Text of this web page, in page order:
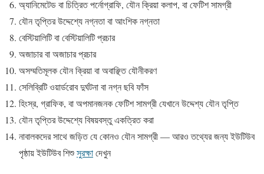
অ্যানিমেটেড বা চিত্রিত পর্নোগ্রাফি, যৌন ক্রিয়া কলাপ, বা ফেটিশ সামগ্রী
যৌন তৃপ্তির উদ্দেশ্যে নগ্নতা বা আংশিক নগ্নতা
বেস্টিয়ালিটি বা বেস্টিয়ালিটি প্রচার
অজাচার বা অজাচার প্রচার
অসম্মতিমূলক যৌন ক্রিয়া বা অবাঞ্ছিত যৌনীকরণ
সেলিব্রিটি ওয়ার্ডরোব দুর্ঘটনা বা নগ্ন ছবি ফাঁস
হিংস্র, গ্রাফিক, বা অপমানজনক ফেটিশ সামগ্রী যেখানে উদ্দেশ্য যৌন তৃপ্তি
যৌন তৃপ্তির উদ্দেশ্যে বিষয়বস্তু একত্রিত করা
নাবালকদের সাথে জড়িত যে কোনও যৌন সামগ্রী — আরও তথ্যের জন্য ইউটিউব
পৃষ্ঠায় ইউটিউব শিশুসুরক্ষাদেখুন